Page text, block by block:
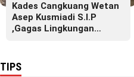
Kades Cangkuang Wetan
Asep Kusmiadi S.I.P
,Gagas Lingkungan
TIPS